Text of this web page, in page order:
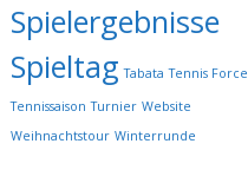
Spielergebnisse
Spieltag Tabata Tennis Force
Tennissaison Turnier Website
Weihnachtstour Winterrunde